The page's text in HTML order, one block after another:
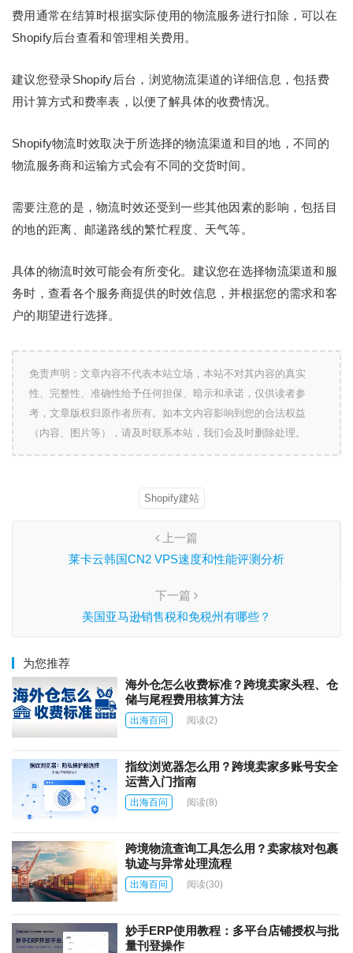
费用通常在结算时根据实际使用的物流服务进行扣除，可以在
Shopify后台查看和管理相关费用。
建议您登录Shopify后台，浏览物流渠道的详细信息，包括费
用计算方式和费率表，以便了解具体的收费情况。
Shopify物流时效取决于所选择的物流渠道和目的地，不同的
物流服务商和运输方式会有不同的交货时间。
需要注意的是，物流时效还受到一些其他因素的影响，包括目
的地的距离、邮递路线的繁忙程度、天气等。
具体的物流时效可能会有所变化。建议您在选择物流渠道和服
务时，查看各个服务商提供的时效信息，并根据您的需求和客
户的期望进行选择。
免责声明：文章内容不代表本站立场，本站不对其内容的真实
性、完整性、准确性给予任何担保、暗示和承诺，仅供读者参
考，文章版权归原作者所有。如本文内容影响到您的合法权益
（内容、图片等），请及时联系本站，我们会及时删除处理。
Shopify建站
上一篇
莱卡云韩国CN2 VPS速度和性能评测分析
下一篇
美国亚马逊销售税和免税州有哪些？
为您推荐
海外仓怎么收费标准？跨境卖家头程、仓
储与尾程费用核算方法
出海百问 阅读(2)
指纹浏览器怎么用？跨境卖家多账号安全
运营入门指南
出海百问 阅读(8)
跨境物流查询工具怎么用？卖家核对包裹
轨迹与异常处理流程
出海百问 阅读(30)
妙手ERP使用教程：多平台店铺授权与批
量刊登操作